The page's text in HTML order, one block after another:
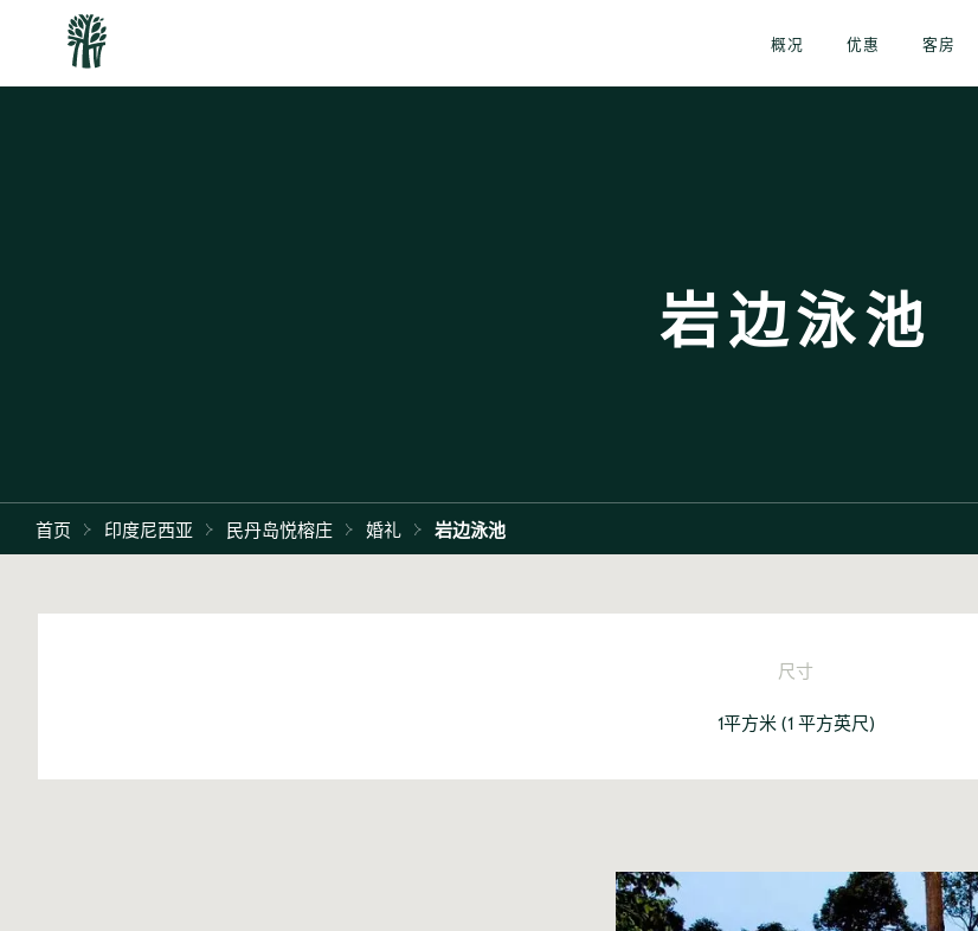
概况 优惠 客房
岩边泳池
首页 印度尼西亚 民丹岛悦榕庄 婚礼 岩边泳池
尺寸
1平方米 (1 平方英尺)